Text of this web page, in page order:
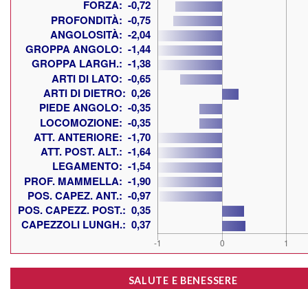
SALUTE E BENESSERE